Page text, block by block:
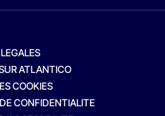
ATLANTICO
COOKIES
CONFIDENTIALITE